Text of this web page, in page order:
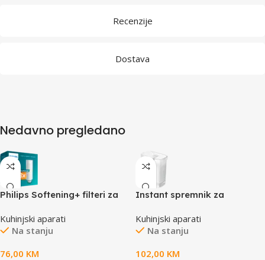
Recenzije
Dostava
Nedavno pregledano
Philips Softening+ filteri za
pack)
Kuhinjski aparati
Na stanju
76,00 KM
Instant spremnik za
AWP2980/10
Kuhinjski aparati
Na stanju
102,00 KM